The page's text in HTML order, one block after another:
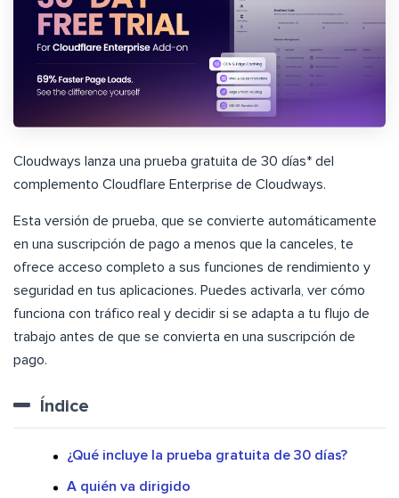
Cloudways lanza una prueba gratuita de 30 días* del
complemento Cloudflare Enterprise de Cloudways.
Esta versión de prueba, que se convierte automáticamente
en una suscripción de pago a menos que la canceles, te
ofrece acceso completo a sus funciones de rendimiento y
seguridad en tus aplicaciones. Puedes activarla, ver cómo
funciona con tráfico real y decidir si se adapta a tu flujo de
trabajo antes de que se convierta en una suscripción de
pago.
Índice
¿Qué incluye la prueba gratuita de 30 días?
A quién va dirigido